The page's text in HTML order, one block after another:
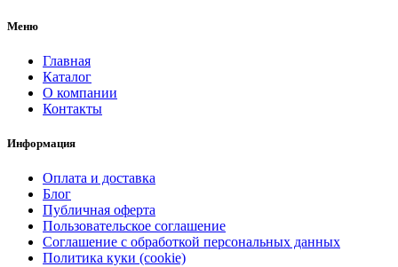
Меню
Главная
Каталог
О компании
Контакты
Информация
Оплата и доставка
Блог
Публичная оферта
Пользовательское соглашение
Соглашение с обработкой персональных данных
Политика куки (cookie)